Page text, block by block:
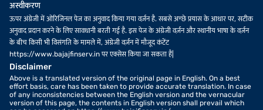
अस्वीकरण
ऊपर अंग्रेजी में ओरिजिनल पेज का अनुवाद किया गया वर्ज़न है. सबसे अच्छे प्रयास के आधार पर, सटीक
अनुवाद प्रदान करने के लिए सावधानी बरती गई है. इस पेज के अंग्रेजी वर्ज़न और स्थानीय भाषा के वर्ज़न
के बीच किसी भी विसंगति के मामले में, अंग्रेजी वर्ज़न में मौजूद कंटेंट
https://www.bajajfinserv.in पर एक्सेस किया जा सकता है|
Disclaimer
Above is a translated version of the original page in English. On a best
effort basis, care has been taken to provide accurate translation. In case
of any inconsistencies between the English version and the vernacular
version of this page, the contents in English version shall prevail which